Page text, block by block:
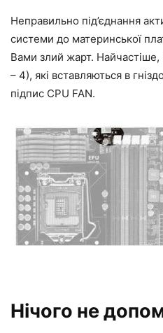
Неправильно під’єднання
системи до материнської
Вами злий жарт.
– 4), які вставляються в
підпис CPU FAN.
Нічого не